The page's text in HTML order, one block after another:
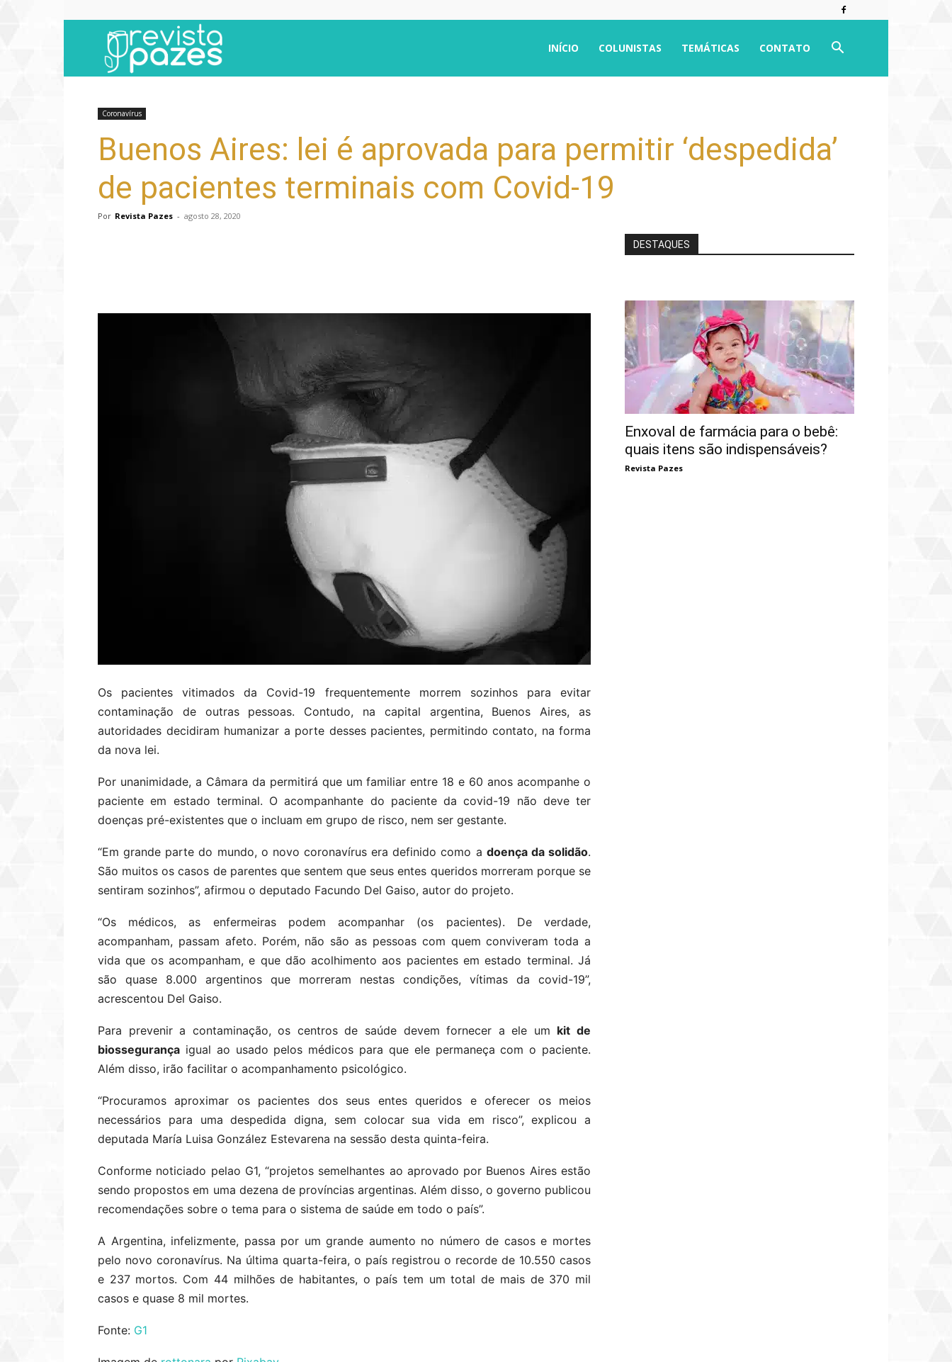
INÍCIO COLUNISTAS TEMÁTICAS CONTATO
Coronavírus
Buenos Aires: lei é aprovada para permitir ‘despedida’
de pacientes terminais com Covid-19
Por Revista Pazes - agosto 28, 2020
Os pacientes vitimados da Covid-19 frequentemente morrem sozinhos para evitar
contaminação de outras pessoas. Contudo, na capital argentina, Buenos Aires, as
autoridades decidiram humanizar a porte desses pacientes, permitindo contato, na forma
da nova lei.
Por unanimidade, a Câmara da permitirá que um familiar entre 18 e 60 anos acompanhe o
paciente em estado terminal. O acompanhante do paciente da covid-19 não deve ter
doenças pré-existentes que o incluam em grupo de risco, nem ser gestante.
“Em grande parte do mundo, o novo coronavírus era definido como a doença da solidão.
São muitos os casos de parentes que sentem que seus entes queridos morreram porque se
sentiram sozinhos”, afirmou o deputado Facundo Del Gaiso, autor do projeto.
“Os médicos, as enfermeiras podem acompanhar (os pacientes). De verdade,
acompanham, passam afeto. Porém, não são as pessoas com quem conviveram toda a
vida que os acompanham, e que dão acolhimento aos pacientes em estado terminal. Já
são quase 8.000 argentinos que morreram nestas condições, vítimas da covid-19”,
acrescentou Del Gaiso.
Para prevenir a contaminação, os centros de saúde devem fornecer a ele um kit de
biossegurança igual ao usado pelos médicos para que ele permaneça com o paciente.
Além disso, irão facilitar o acompanhamento psicológico.
“Procuramos aproximar os pacientes dos seus entes queridos e oferecer os meios
necessários para uma despedida digna, sem colocar sua vida em risco”, explicou a
deputada María Luisa González Estevarena na sessão desta quinta-feira.
Conforme noticiado pelao G1, “projetos semelhantes ao aprovado por Buenos Aires estão
sendo propostos em uma dezena de províncias argentinas. Além disso, o governo publicou
recomendações sobre o tema para o sistema de saúde em todo o país”.
A Argentina, infelizmente, passa por um grande aumento no número de casos e mortes
pelo novo coronavírus. Na última quarta-feira, o país registrou o recorde de 10.550 casos
e 237 mortos. Com 44 milhões de habitantes, o país tem um total de mais de 370 mil
casos e quase 8 mil mortes.
Fonte: G1
DESTAQUES
Enxoval de farmácia para o bebê:
quais itens são indispensáveis?
Revista Pazes